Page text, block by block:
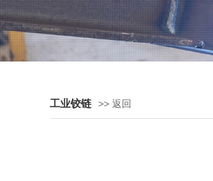
工业铰链 >> 返回